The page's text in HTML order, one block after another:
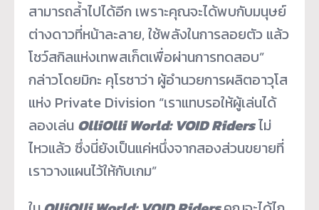
สามารถล้ำไปได้อีก เพราะคุณจะได้พบกับมนุษย์
ต่างดาวที่หน้าละลาย, ใช้พลังในการลอยตัว แล้ว
โชว์สกิลแห่งเทพสเก็ตเพื่อผ่านการทดสอบ”
กล่าวโดยมิกะ คุโรซาว่า ผู้อำนวยการผลิตอาวุโส
แห่ง Private Division “เราแทบรอให้ผู้เล่นได้
ลองเล่น OlliOlli World: VOID Ridersไม่
ไหวแล้ว ซึ่งนี่ยังเป็นแค่หนึ่งจากสองส่วนขยายที่
เราวางแผนไว้ให้กับเกม”